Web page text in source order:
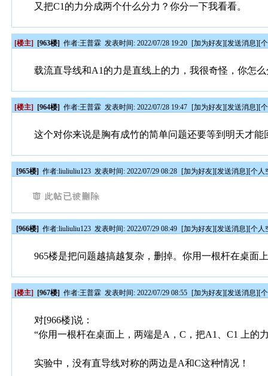
又把C1的力分成两个什么分力？你分一下我看看。
[楼主] [963楼] 作者:王普霖 发表时间: 2022/07/28 19:20 [加为好友][发送消息][
载流直导线和A1的力是直线上的力，我很奇怪，你怎
[楼主] [964楼] 作者:王普霖 发表时间: 2022/07/28 19:47 [加为好友][发送消息][
这个对你来说是胸有成竹的简单问题还要等到明天才能
[965楼] 作者:liuliuliu123 发表时间: 2022/07/29 08:28 [加为好友][发送消息][个人
[966楼] 作者:liuliuliu123 发表时间: 2022/07/29 08:49 [加为好友][发送消息][个人
965楼是把问题越搞越复杂，删掉。你用一根杆在桌面
[楼主] [967楼] 作者:王普霖 发表时间: 2022/07/29 08:55 [加为好友][发送消息][
对[966楼]说：
“你用一根杆在桌面上，两端是A，C，把A1、C1 上的
实验中，没有直导线对称的两边是A和C这种情况！